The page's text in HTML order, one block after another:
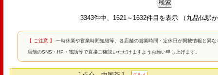
3343件中、1621～1632件目を表示 （九品仏駅
【 ご注意 】 一時休業や営業時間短縮等、各店舗の営業時間・定休日が掲載情報と異
店舗のSNS・HP・電話等で直接ご確認いただけますようお願い申し上げます。